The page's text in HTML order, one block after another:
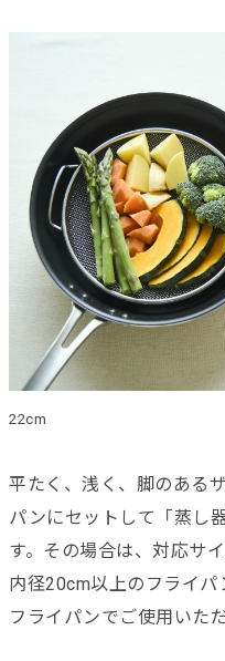
22cm
平たく、浅く、脚のある
パンにセットして「蒸し
す。その場合は、対応サ
内径20cm以上のフライ
フライパンでご使用いただ